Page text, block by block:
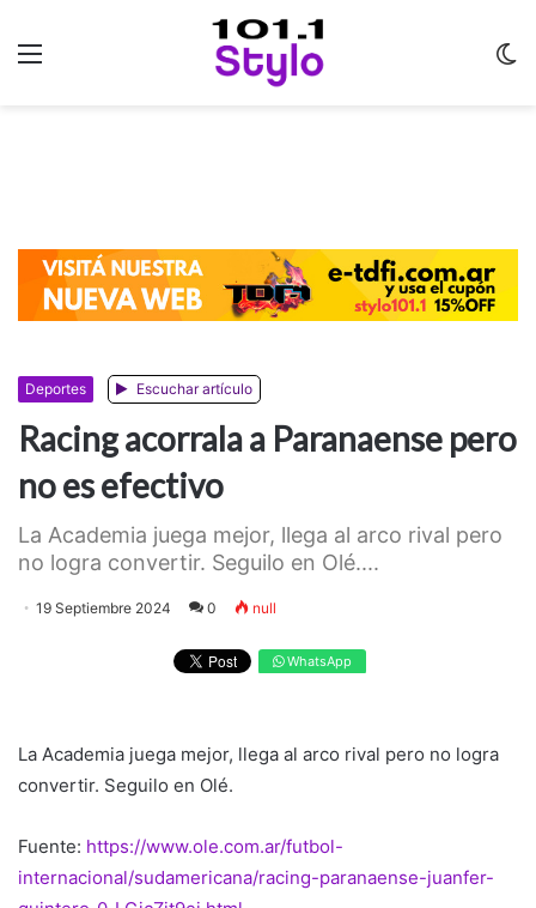
Deportes Escuchar artículo
Racing acorrala a Paranaense pero
no es efectivo
La Academia juega mejor, llega al arco rival pero
no logra convertir. Seguilo en Olé....
19 Septiembre 2024 0 null
WhatsApp
La Academia juega mejor, llega al arco rival pero no logra
convertir. Seguilo en Olé.
Fuente: https://www.ole.com.ar/futbol-
internacional/sudamericana/racing-paranaense-juanfer-